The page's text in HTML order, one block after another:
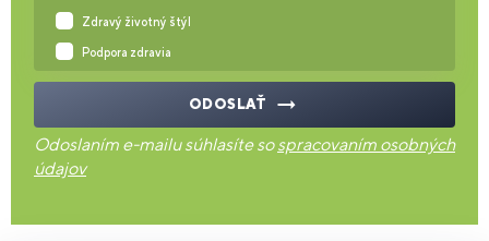
Zdravý životný štýl
Podpora zdravia
ODOSLAŤ
Odoslaním e-mailu súhlasíte sospracovaním osobných
údajov